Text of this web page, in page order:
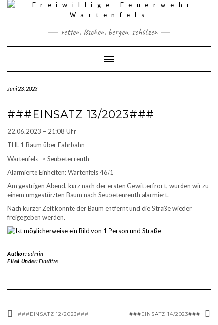
Skip
retten, löschen, bergen, schützen
Toggle Navigation
Juni 23, 2023
###EINSATZ 13/2023###
22.06.2023 – 21:08 Uhr
THL 1 Baum über Fahrbahn
Wartenfels -> Seubetenreuth
Alarmierte Einheiten: Wartenfels 46/1
Am gestrigen Abend, kurz nach der ersten Gewitterfront, wurden wir zu
einem umgestürzten Baum nach Seubetenreuth alarmiert.
Nach kurzer Zeit konnte der Baum entfernt und die Straße wieder
freigegeben werden.
Author:admin
Filed Under:Einsätze
###EINSATZ 12/2023### ###EINSATZ 14/2023###